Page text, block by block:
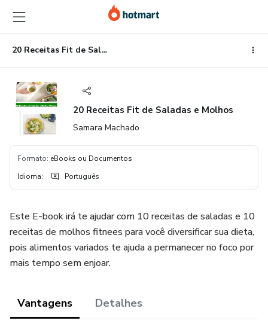
para
o
conteúdo
principal
para
o
pagamento
para
o
rodapé
20 Receitas Fit de Saladas e Molhos
20 Receitas Fit de Saladas e Molhos
Samara Machado
Formato: eBooks ou Documentos
Idioma: Português
Este E-book irá te ajudar com 10 receitas de saladas e 10
receitas de molhos fitnees para você diversificar sua dieta,
pois alimentos variados te ajuda a permanecer no foco por
mais tempo sem enjoar.
Vantagens Detalhes